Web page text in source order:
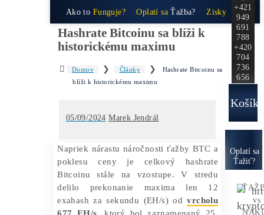
Ostatné
produkty
Ako toFunguje? Oplatí saŤažba? Zisky
Hashrate Bitcoinu sa blíži k
historickému maximu